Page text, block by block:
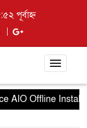
পূর্বাহ্ন
Toggle
Offline Installer